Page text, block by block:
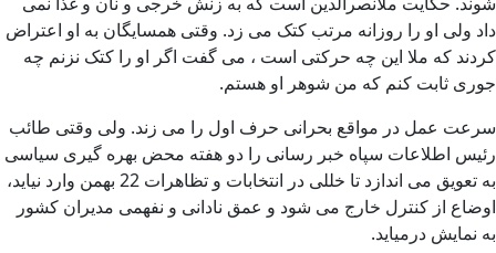
داد ولی او را روزانه مرتب کتک می زد. وقتی همسایگان به او اعتراض
کردند که ملا این چه حرکتی است ، می گفت اگر او را کتک نزنم چه
جوری ثابت کنم که من شوهر او هستم.
سرعت عمل در مواقع بحرانی حرف اول را می زند. ولی وقتی طائب
رئیس اطلاعات سپاه خبر رسانی را دو هفته محض بهره گیری سیاسی
به تعویق می اندازد تا خللی در انتخابات و تظاهرات 22 بهمن وارد نیاید،
اوضاع از کنترل خارج می شود و عمق نادانی و نفهمی مدیران کشور
به نمایش درمیاید.